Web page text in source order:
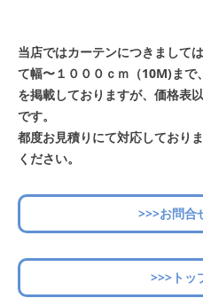
当店ではカーテンにつきまして
て幅〜１０００ｃｍ（10M)まで
を掲載しておりますが、価格表
です。
都度お見積りにて対応しており
ください。
>>>お問合
>>>トッ